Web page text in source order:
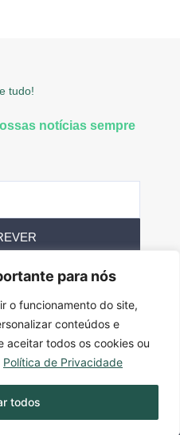
para nós
o funcionamento do site,
conteúdos e
aceitar todos os cookies ou
Política de Privacidade
todos
tudo!
notícias sempre